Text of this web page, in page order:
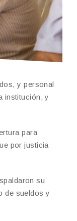
y personal
institución, y
para
por justicia
su
de sueldos y